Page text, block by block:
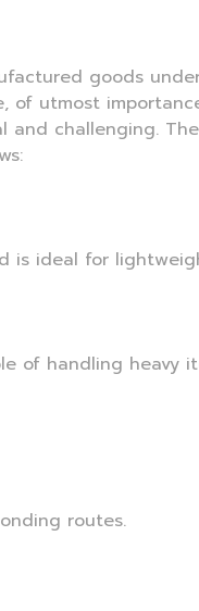
goods
utmost
and challenging.
is ideal for
of handling heavy
routes.